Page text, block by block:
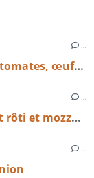
…
Salade fraîcheur aux haricots blancs, tomates, œufs et emmental
…
Salade gourmande de semoule, poulet rôti et mozzarella
…